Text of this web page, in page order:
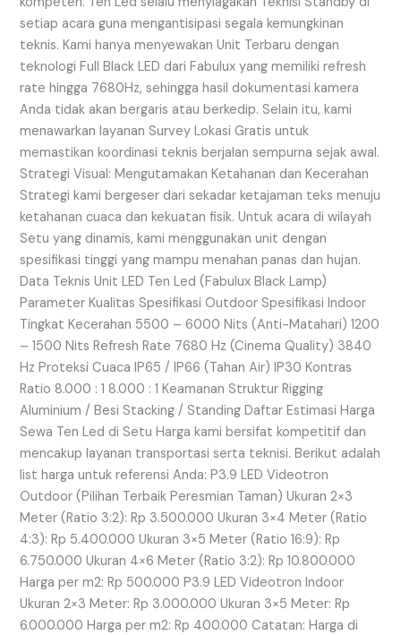
setiap acara guna mengantisipasi segala kemungkinan
teknis. Kami hanya menyewakan Unit Terbaru dengan
teknologi Full Black LED dari Fabulux yang memiliki refresh
rate hingga 7680Hz, sehingga hasil dokumentasi kamera
Anda tidak akan bergaris atau berkedip. Selain itu, kami
menawarkan layanan Survey Lokasi Gratis untuk
memastikan koordinasi teknis berjalan sempurna sejak awal.
Strategi Visual: Mengutamakan Ketahanan dan Kecerahan
Strategi kami bergeser dari sekadar ketajaman teks menuju
ketahanan cuaca dan kekuatan fisik. Untuk acara di wilayah
Setu yang dinamis, kami menggunakan unit dengan
spesifikasi tinggi yang mampu menahan panas dan hujan.
Data Teknis Unit LED Ten Led (Fabulux Black Lamp)
Parameter Kualitas Spesifikasi Outdoor Spesifikasi Indoor
Tingkat Kecerahan 5500 – 6000 Nits (Anti-Matahari) 1200
– 1500 Nits Refresh Rate 7680 Hz (Cinema Quality) 3840
Hz Proteksi Cuaca IP65 / IP66 (Tahan Air) IP30 Kontras
Ratio 8.000 : 1 8.000 : 1 Keamanan Struktur Rigging
Aluminium / Besi Stacking / Standing Daftar Estimasi Harga
Sewa Ten Led di Setu Harga kami bersifat kompetitif dan
mencakup layanan transportasi serta teknisi. Berikut adalah
list harga untuk referensi Anda: P3.9 LED Videotron
Outdoor (Pilihan Terbaik Peresmian Taman) Ukuran 2×3
Meter (Ratio 3:2): Rp 3.500.000 Ukuran 3×4 Meter (Ratio
4:3): Rp 5.400.000 Ukuran 3×5 Meter (Ratio 16:9): Rp
6.750.000 Ukuran 4×6 Meter (Ratio 3:2): Rp 10.800.000
Harga per m2: Rp 500.000 P3.9 LED Videotron Indoor
Ukuran 2×3 Meter: Rp 3.000.000 Ukuran 3×5 Meter: Rp
6.000.000 Harga per m2: Rp 400.000 Catatan: Harga di